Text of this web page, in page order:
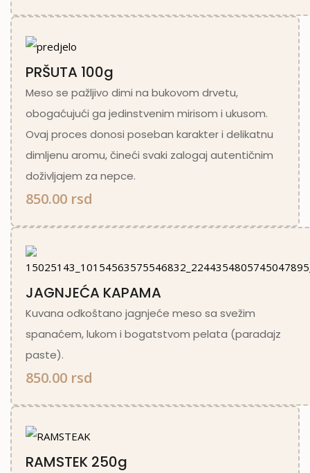
PRŠUTA 100g
Meso se pažljivo dimi na bukovom drvetu,
obogaćujući ga jedinstvenim mirisom i ukusom.
Ovaj proces donosi poseban karakter i delikatnu
dimljenu aromu, čineći svaki zalogaj autentičnim
doživljajem za nepce.
850.00 rsd
JAGNJEĆA KAPAMA
Kuvana odkoštano jagnjeće meso sa svežim
spanaćem, lukom i bogatstvom pelata (paradajz
paste).
850.00 rsd
RAMSTEK 250g